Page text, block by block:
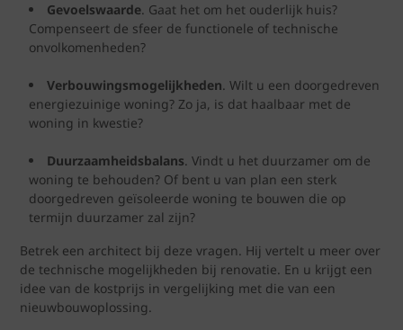
Gevoelswaarde. Gaat het om het ouderlijk huis?
Compenseert de sfeer de functionele of technische
onvolkomenheden?
Verbouwingsmogelijkheden. Wilt u een doorgedreven
energiezuinige woning? Zo ja, is dat haalbaar met de
woning in kwestie?
Duurzaamheidsbalans. Vindt u het duurzamer om de
woning te behouden? Of bent u van plan een sterk
doorgedreven geïsoleerde woning te bouwen die op
termijn duurzamer zal zijn?
Betrek een architect bij deze vragen. Hij vertelt u meer over
de technische mogelijkheden bij renovatie. En u krijgt een
idee van de kostprijs in vergelijking met die van een
nieuwbouwoplossing.